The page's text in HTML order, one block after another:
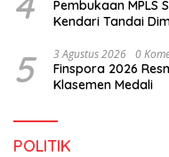
Pembukaan MPLS
Kendari Tandai
5 3 Agustus 2026 0
Finspora 2026
Klasemen Medali
POLITIK